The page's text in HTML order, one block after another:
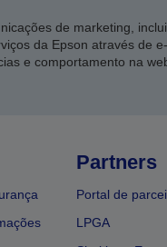
de marketing,
da Epson através de
e comportamento na
Partners
Portal de
LPGA